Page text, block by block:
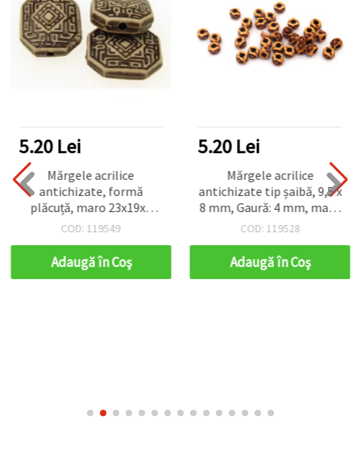
5.20 Lei
Mărgele acrilice
antichizate, formă
plăcuță, maro 23x19x8
mm, orificiu 2 mm - 50 g
COD: 119549
Adaugă în Coş
5.20 Lei
Mărgele acrilice
antichizate tip șaibă, 9,5 x
8 mm, Gaură: 4 mm, maro
- 50 grame (aprox. 180
COD: 119528
Adaugă în Coş